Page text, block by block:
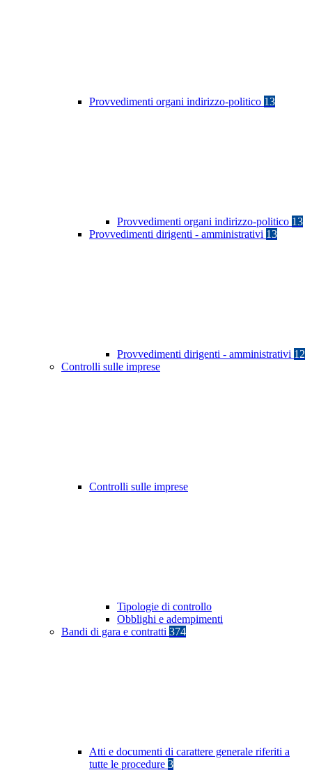
Provvedimenti organi indirizzo-politico 13
Provvedimenti organi indirizzo-politico 13
Provvedimenti dirigenti - amministrativi 13
Provvedimenti dirigenti - amministrativi 12
Controlli sulle imprese
Controlli sulle imprese
Tipologie di controllo
Obblighi e adempimenti
Bandi di gara e contratti 374
Atti e documenti di carattere generale riferiti a
tutte le procedure 3